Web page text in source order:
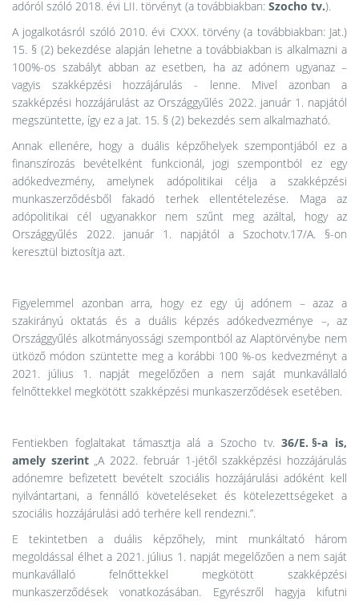
adóról szóló 2018. évi LII. törvényt (a továbbiakban: Szocho tv.).
A jogalkotásról szóló 2010. évi CXXX. törvény (a továbbiakban: Jat.)
15. § (2) bekezdése alapján lehetne a továbbiakban is alkalmazni a
100%-os szabályt abban az esetben, ha az adónem ugyanaz –
vagyis szakképzési hozzájárulás - lenne. Mivel azonban a
szakképzési hozzájárulást az Országgyűlés 2022. január 1. napjától
megszüntette, így ez a Jat. 15. § (2) bekezdés sem alkalmazható.
Annak ellenére, hogy a duális képzőhelyek szempontjából ez a
finanszírozás bevételként funkcionál, jogi szempontból ez egy
adókedvezmény, amelynek adópolitikai célja a szakképzési
munkaszerződésből fakadó terhek ellentételezése. Maga az
adópolitikai cél ugyanakkor nem szűnt meg azáltal, hogy az
Országgyűlés 2022. január 1. napjától a Szochotv.17/A. §-on
keresztül biztosítja azt.
Figyelemmel azonban arra, hogy ez egy új adónem – azaz a
szakirányú oktatás és a duális képzés adókedvezménye –, az
Országgyűlés alkotmányossági szempontból az Alaptörvénybe nem
ütköző módon szüntette meg a korábbi 100 %-os kedvezményt a
2021. július 1. napját megelőzően a nem saját munkavállaló
felnőttekkel megkötött szakképzési munkaszerződések esetében.
Fentiekben foglaltakat támasztja alá a Szocho tv.36/E. §-a is,
amely szerint „A 2022. február 1-jétől szakképzési hozzájárulás
adónemre befizetett bevételt szociális hozzájárulási adóként kell
nyilvántartani, a fennálló követeléseket és kötelezettségeket a
szociális hozzájárulási adó terhére kell rendezni.”.
E tekintetben a duális képzőhely, mint munkáltató három
megoldással élhet a 2021. július 1. napját megelőzően a nem saját
munkavállaló felnőttekkel megkötött szakképzési
munkaszerződések vonatkozásában. Egyrészről hagyja kifutni